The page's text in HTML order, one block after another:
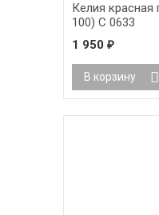
Келия красная
100) С 0633
1 950 ₽
В корзину